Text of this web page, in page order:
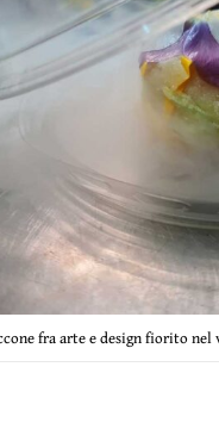
fra arte e design fiorito nel